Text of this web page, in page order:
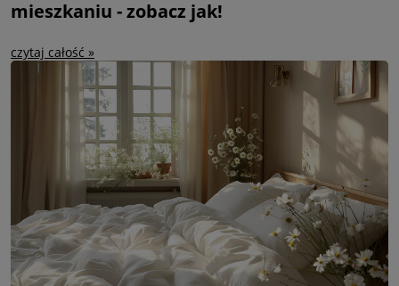
mieszkaniu - zobacz jak!
czytaj całość »